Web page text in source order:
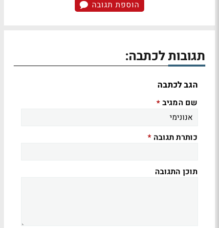
הוספת תגובה
תגובות לכתבה:
הגב לכתבה
שם המגיב *
כותרת תגובה *
תוכן התגובה